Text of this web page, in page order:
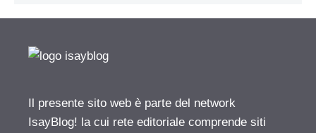
Il presente sito web è parte del network
IsayBlog! la cui rete editoriale comprende siti